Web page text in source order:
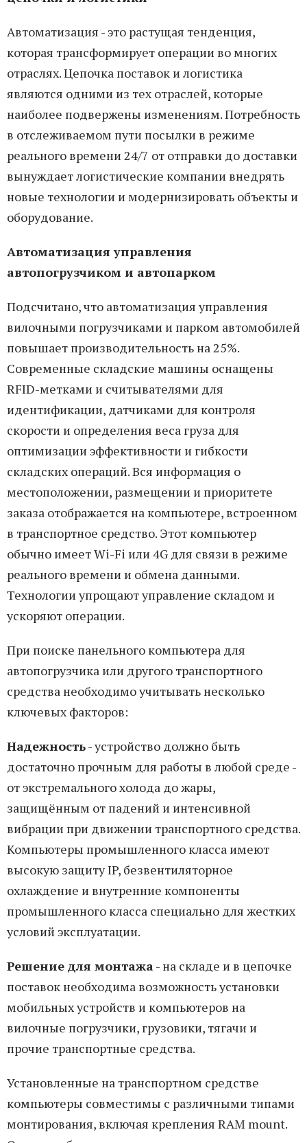
Автоматизация - это растущая тенденция,
которая трансформирует операции во многих
отраслях. Цепочка поставок и логистика
являются одними из тех отраслей, которые
наиболее подвержены изменениям. Потребность
в отслеживаемом пути посылки в режиме
реального времени 24/7 от отправки до доставки
вынуждает логистические компании внедрять
новые технологии и модернизировать объекты и
оборудование.
Автоматизация управления
автопогрузчиком и автопарком
Подсчитано, что автоматизация управления
вилочными погрузчиками и парком автомобилей
повышает производительность на 25%.
Современные складские машины оснащены
RFID-метками и считывателями для
идентификации, датчиками для контроля
скорости и определения веса груза для
оптимизации эффективности и гибкости
складских операций. Вся информация о
местоположении, размещении и приоритете
заказа отображается на компьютере, встроенном
в транспортное средство. Этот компьютер
обычно имеет Wi-Fi или 4G для связи в режиме
реального времени и обмена данными.
Технологии упрощают управление складом и
ускоряют операции.
При поиске панельного компьютера для
автопогрузчика или другого транспортного
средства необходимо учитывать несколько
ключевых факторов:
Надежность- устройство должно быть
достаточно прочным для работы в любой среде -
от экстремального холода до жары,
защищённым от падений и интенсивной
вибрации при движении транспортного средства.
Компьютеры промышленного класса имеют
высокую защиту IP, безвентиляторное
охлаждение и внутренние компоненты
промышленного класса специально для жестких
условий эксплуатации.
Решение для монтажа- на складе и в цепочке
поставок необходима возможность установки
мобильных устройств и компьютеров на
вилочные погрузчики, грузовики, тягачи и
прочие транспортные средства.
Установленные на транспортном средстве
компьютеры совместимы с различными типами
монтирования, включая крепления RAM mount.